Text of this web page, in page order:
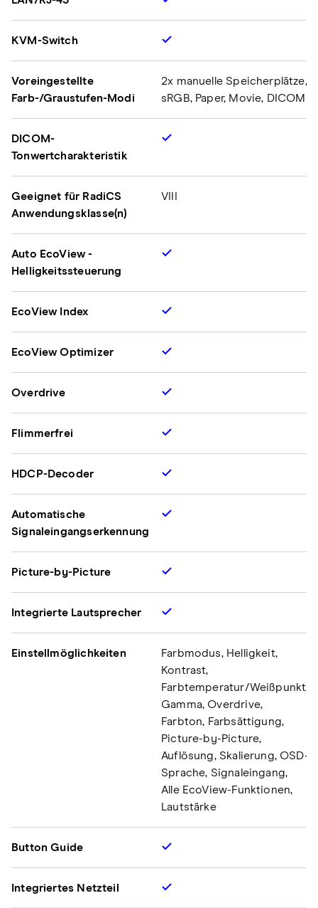
KVM-Switch
Voreingestellte
Farb-/Graustufen-Modi
2x manuelle Speicherplätze,
sRGB, Paper, Movie, DICOM
DICOM-
Tonwertcharakteristik
Geeignet für RadiCS
Anwendungsklasse(n)
VIII
Auto EcoView -
Helligkeitssteuerung
EcoView Index
EcoView Optimizer
Overdrive
Flimmerfrei
HDCP-Decoder
Automatische
Signaleingangserkennung
Picture-by-Picture
Integrierte Lautsprecher
Einstellmöglichkeiten
Farbmodus, Helligkeit,
Kontrast,
Farbtemperatur/Weißpunkt,
Gamma, Overdrive,
Farbton, Farbsättigung,
Picture-by-Picture,
Auflösung, Skalierung, OSD-
Sprache, Signaleingang,
Alle EcoView-Funktionen,
Lautstärke
Button Guide
Integriertes Netzteil